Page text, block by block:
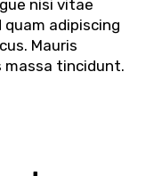
nisi vitae
adipiscing
Mauris
massa tincidunt.